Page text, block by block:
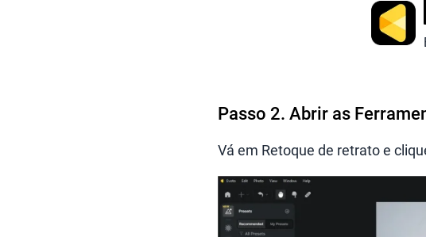
Passo 2. Abrir as
Vá em Retoque de retrato e